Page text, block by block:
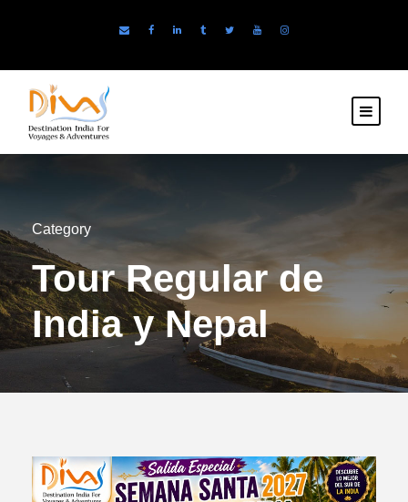
Category
Tour Regular de
India y Nepal